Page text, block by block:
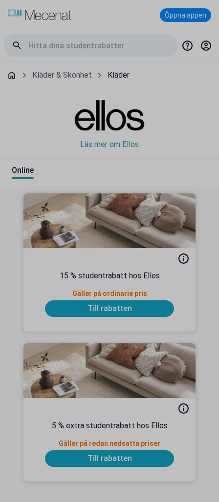
Öppna appen
Kläder & Skönhet Kläder
Läs mer om Ellos
Online
15 % studentrabatt hos Ellos
Gäller på ordinarie pris
Till rabatten
5 % extra studentrabatt hos Ellos
Gäller på redan nedsatta priser
Till rabatten